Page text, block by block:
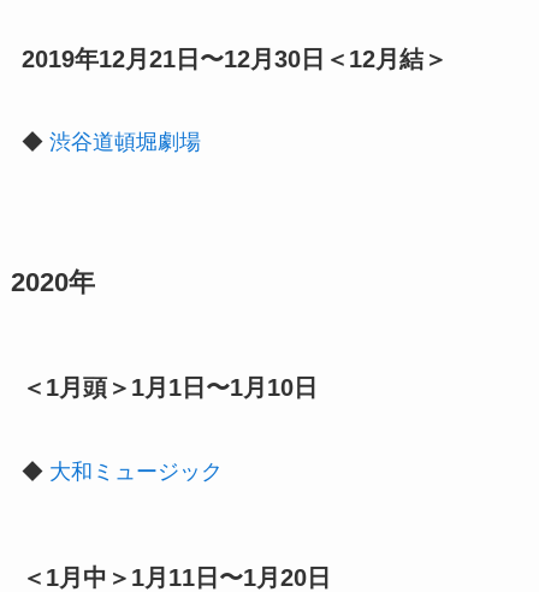
2019年12月21日〜12月30日＜12月結＞
◆ 渋谷道頓堀劇場
2020年
＜1月頭＞1月1日〜1月10日
◆ 大和ミュージック
＜1月中＞1月11日〜1月20日